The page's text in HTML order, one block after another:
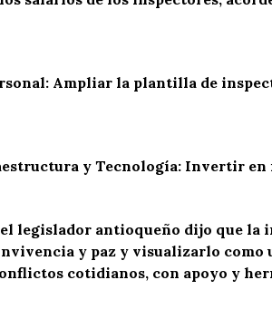
Ampliar la plantilla de
y Tecnología: Invertir
legislador antioqueño dijo que la
y paz y visualizarlo como
cotidianos, con apoyo y